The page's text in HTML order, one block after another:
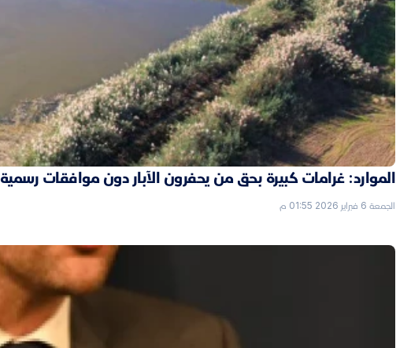
الموارد: غرامات كبيرة بحق من يحفرون الآبار دون موافقات رسمية
الجمعة 6 فبراير 2026 01:55 م